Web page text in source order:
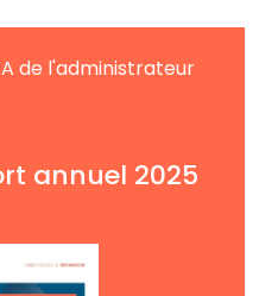
de l'administrateur
annuel 2025